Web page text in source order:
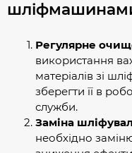
Регулярне
використання
матеріалів зі
зберегти її в
служби.
Заміна
необхідно